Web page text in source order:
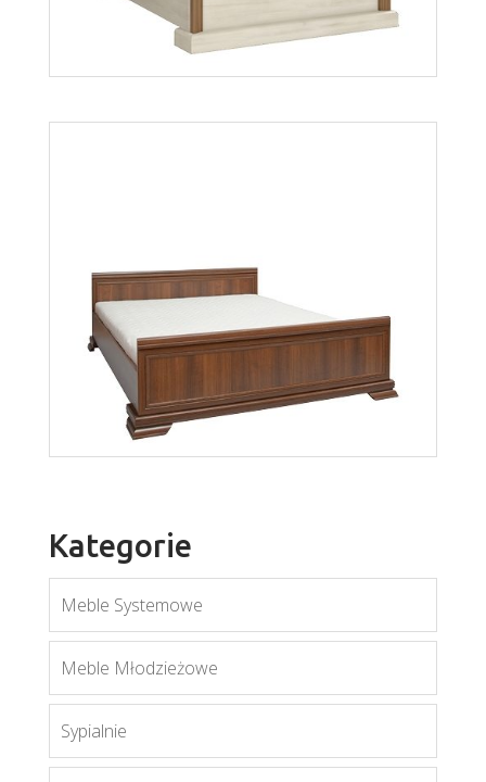
Lionel LI10
Royal L1
Więcej
Kategorie
Meble Systemowe
Meble Młodzieżowe
Sypialnie